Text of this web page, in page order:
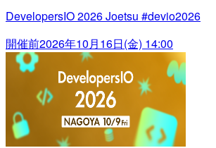
DevelopersIO 2026 Joetsu #devio2026
開催前2026年10月16日(金) 14:00